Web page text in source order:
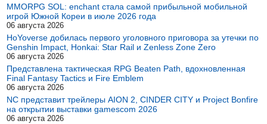
MMORPG SOL: enchant стала самой прибыльной мобильной
игрой Южной Кореи в июле 2026 года
06 августа 2026
HoYoverse добилась первого уголовного приговора за утечки по
Genshin Impact, Honkai: Star Rail и Zenless Zone Zero
06 августа 2026
Представлена тактическая RPG Beaten Path, вдохновленная
Final Fantasy Tactics и Fire Emblem
06 августа 2026
NC представит трейлеры AION 2, CINDER CITY и Project Bonfire
на открытии выставки gamescom 2026
06 августа 2026